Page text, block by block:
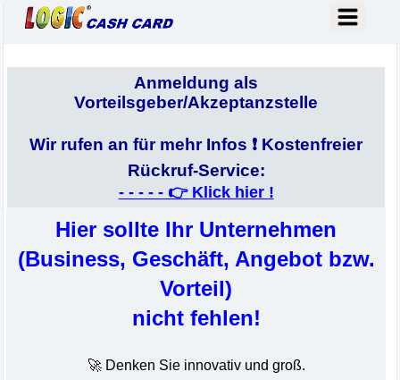
Anmeldung als
Vorteilsgeber/Akzeptanzstelle
Wir rufen an für mehr Infos ❗ Kostenfreier
Rückruf-Service:
- - - - - 👉 Klick hier !
Hier sollte Ihr Unternehmen
(Business, Geschäft, Angebot bzw.
Vorteil)
nicht fehlen!
🚀 Denken Sie innovativ und groß.